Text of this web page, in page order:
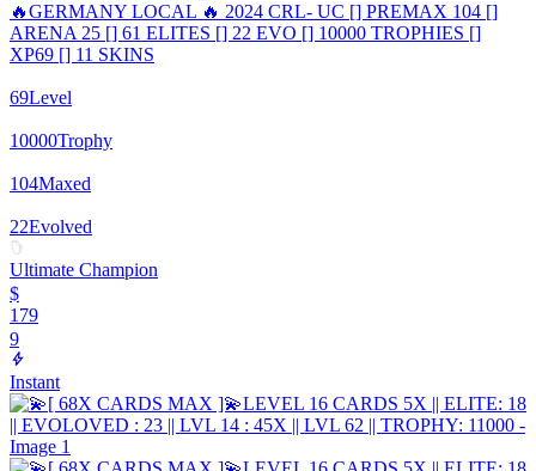
🔥GERMANY LOCAL 🔥 2024 CRL- UC [] PREMAX 104 []
ARENA 25 [] 61 ELITES [] 22 EVO [] 10000 TROPHIES []
XP69 [] 11 SKINS
69Level
10000Trophy
104Maxed
22Evolved
Ultimate Champion
$
179
9
Instant